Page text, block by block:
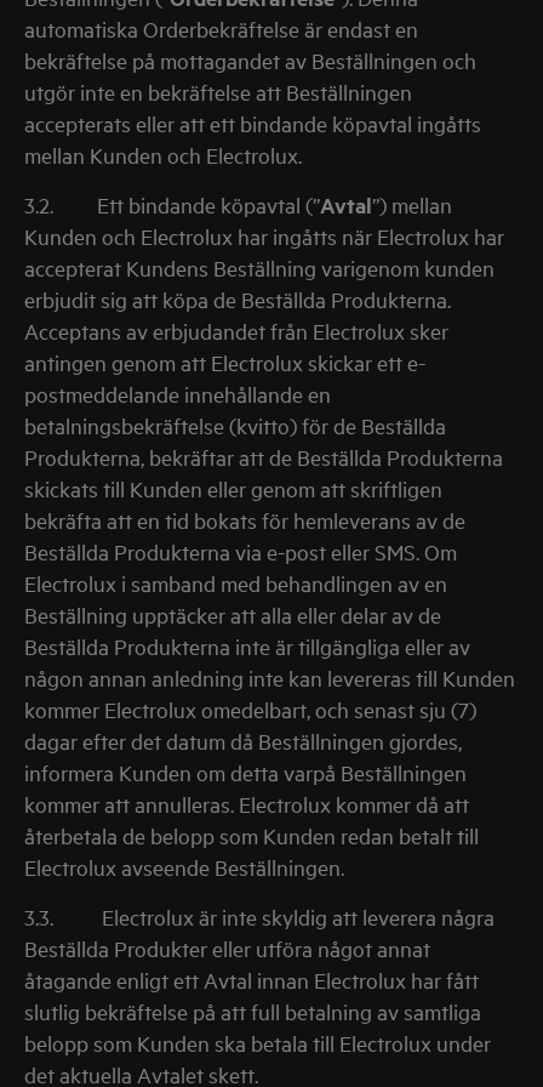
automatiska Orderbekräftelse är endast en
bekräftelse på mottagandet av Beställningen och
utgör inte en bekräftelse att Beställningen
accepterats eller att ett bindande köpavtal ingåtts
mellan Kunden och Electrolux.
3.2. Ett bindande köpavtal (”Avtal”) mellan
Kunden och Electrolux har ingåtts när Electrolux har
accepterat Kundens Beställning varigenom kunden
erbjudit sig att köpa de Beställda Produkterna.
Acceptans av erbjudandet från Electrolux sker
antingen genom att Electrolux skickar ett e-
postmeddelande innehållande en
betalningsbekräftelse (kvitto) för de Beställda
Produkterna, bekräftar att de Beställda Produkterna
skickats till Kunden eller genom att skriftligen
bekräfta att en tid bokats för hemleverans av de
Beställda Produkterna via e-post eller SMS. Om
Electrolux i samband med behandlingen av en
Beställning upptäcker att alla eller delar av de
Beställda Produkterna inte är tillgängliga eller av
någon annan anledning inte kan levereras till Kunden
kommer Electrolux omedelbart, och senast sju (7)
dagar efter det datum då Beställningen gjordes,
informera Kunden om detta varpå Beställningen
kommer att annulleras. Electrolux kommer då att
återbetala de belopp som Kunden redan betalt till
Electrolux avseende Beställningen.
3.3. Electrolux är inte skyldig att leverera några
Beställda Produkter eller utföra något annat
åtagande enligt ett Avtal innan Electrolux har fått
slutlig bekräftelse på att full betalning av samtliga
belopp som Kunden ska betala till Electrolux under
det aktuella Avtalet skett.